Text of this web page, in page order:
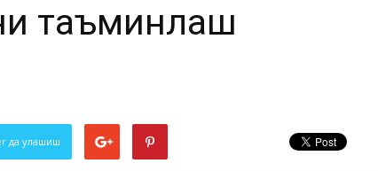
таъминлаш
да улашиш